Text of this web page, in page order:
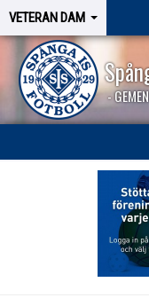
VETERAN DAM
-